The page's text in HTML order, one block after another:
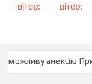
вітер: вітер:
анексію